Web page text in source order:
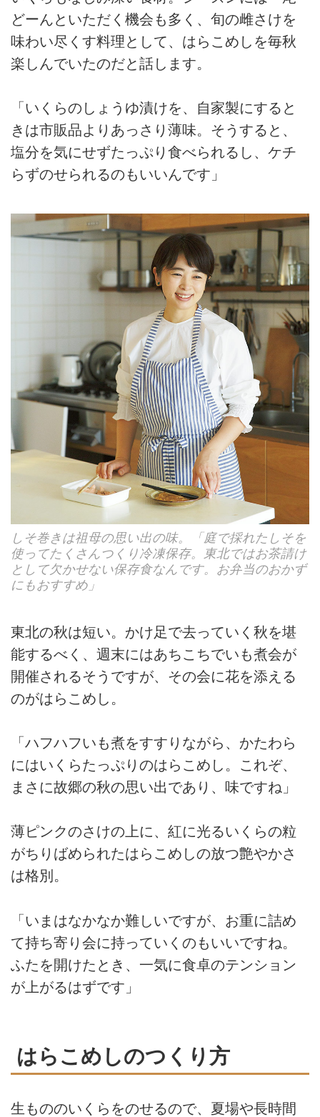
どーんといただく機会も多く、旬の雌さけを
味わい尽くす料理として、はらこめしを毎秋
楽しんでいたのだと話します。
「いくらのしょうゆ漬けを、自家製にすると
きは市販品よりあっさり薄味。そうすると、
塩分を気にせずたっぷり食べられるし、ケチ
らずのせられるのもいいんです」
しそ巻きは祖母の思い出の味。「庭で採れたしそを
使ってたくさんつくり冷凍保存。東北ではお茶請け
として欠かせない保存食なんです。お弁当のおかず
にもおすすめ」
東北の秋は短い。かけ足で去っていく秋を堪
能するべく、週末にはあちこちでいも煮会が
開催されるそうですが、その会に花を添える
のがはらこめし。
「ハフハフいも煮をすすりながら、かたわら
にはいくらたっぷりのはらこめし。これぞ、
まさに故郷の秋の思い出であり、味ですね」
薄ピンクのさけの上に、紅に光るいくらの粒
がちりばめられたはらこめしの放つ艶やかさ
は格別。
「いまはなかなか難しいですが、お重に詰め
て持ち寄り会に持っていくのもいいですね。
ふたを開けたとき、一気に食卓のテンション
が上がるはずです」
はらこめしのつくり方
生もののいくらをのせるので、夏場や長時間